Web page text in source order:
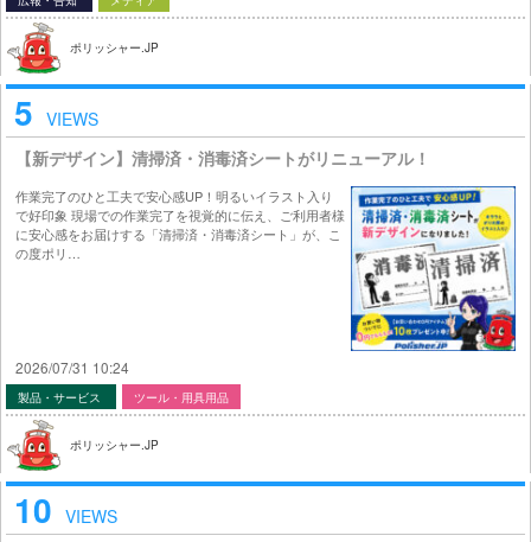
ポリッシャー.JP
5 VIEWS
【新デザイン】清掃済・消毒済シートがリニューアル！
作業完了のひと工夫で安心感UP！明るいイラスト入り
で好印象 現場での作業完了を視覚的に伝え、ご利用者様
に安心感をお届けする「清掃済・消毒済シート」が、こ
の度ポリ…
2026/07/31 10:24
製品・サービス ツール・用具用品
ポリッシャー.JP
10 VIEWS